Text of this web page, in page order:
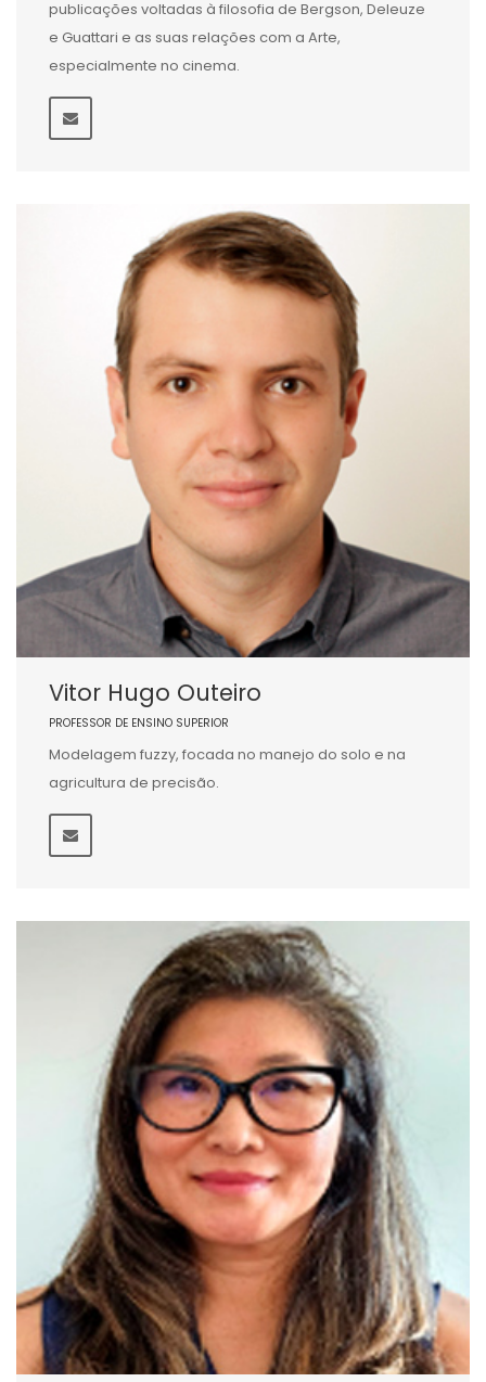
publicações voltadas à filosofia de Bergson, Deleuze
e Guattari e as suas relações com a Arte,
especialmente no cinema.
Vitor Hugo Outeiro
PROFESSOR DE ENSINO SUPERIOR
Modelagem fuzzy, focada no manejo do solo e na
agricultura de precisão.